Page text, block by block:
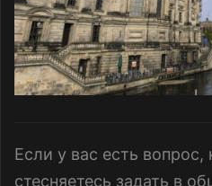
Если у вас есть
стесняетесь задать в